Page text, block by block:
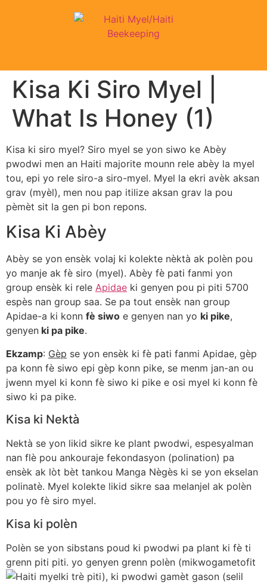
Kisa Ki Siro Myel |
What Is Honey (1)
Kisa ki siro myel? Siro myel se yon siwo ke Abèy
pwodwi men an Haiti majorite mounn rele abèy la myel
tou, epi yo rele siro-a siro-myel. Myel la ekri avèk aksan
grav (myèl), men nou pap itilize aksan grav la pou
pèmèt sit la gen pi bon repons.
Kisa Ki Abèy
Abèy se yon ensèk volaj ki kolekte nèktà ak polèn pou
yo manje ak fè siro (myel). Abèy fè pati fanmi yon
group ensèk ki rele Apidae ki genyen pou pi piti 5700
espès nan group saa. Se pa tout ensèk nan group
Apidae-a ki konn fè siwo e genyen nan yo ki pike,
genyen ki pa pike.
Ekzamp: Gèp se yon ensèk ki fè pati fanmi Apidae, gèp
pa konn fè siwo epi gèp konn pike, se menm jan-an ou
jwenn myel ki konn fè siwo ki pike e osi myel ki konn fè
siwo ki pa pike.
Kisa ki Nektà
Nektà se yon likid sikre ke plant pwodwi, espesyalman
nan flè pou ankouraje fekondasyon (polination) pa
ensèk ak lòt bèt tankou Manga Nègès ki se yon ekselan
polinatè. Myel kolekte likid sikre saa melanjel ak polèn
pou yo fè siro myel.
Kisa ki polèn
Polèn se yon sibstans poud ki pwodwi pa plant ki fè ti
grenn piti piti. yo genyen grenn polèn (mikwogametofit
ki trè piti), ki pwodwi gamèt gason (selil